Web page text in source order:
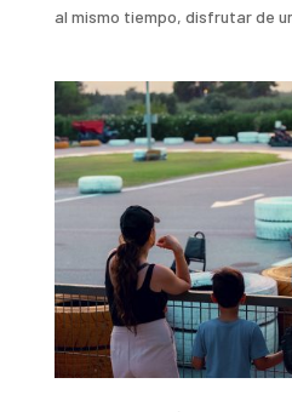
al mismo tiempo, disfrutar de